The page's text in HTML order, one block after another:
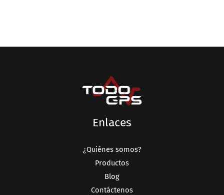
Enlaces
¿Quiénes somos?
Productos
Blog
Contáctenos